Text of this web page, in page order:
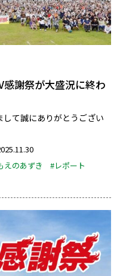
謝祭が大盛況に終わ
て誠にありがとうござい
えのあずき
#レポート